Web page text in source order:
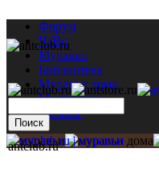
Форум
ЧаВо
Муравьи
Библиотека
Муравьи дома
Мастерская
Каталог
antclub.ru